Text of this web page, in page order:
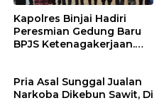
Kapolres Binjai Hadiri
Peresmian Gedung Baru
BPJS Ketenagakerjaan.
Pria Asal Sunggal Jualan
Narkoba Dikebun Sawit, Di